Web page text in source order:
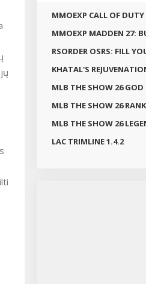
MMOEXP CALL OF
MMOEXP MADDEN 27:
RSORDER OSRS: FILL
KHATAL'S
MLB THE SHOW 26
MLB THE SHOW 26
MLB THE SHOW 26
LAC TRIMLINE 1.4.2